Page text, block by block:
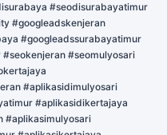
#seodisurabayatimur
#googleadskenjeran
#googleadssurabayatimur
#seomulyosari
#aplikasidimulyosari
#aplikasidikertajaya
#aplikasimulyosari